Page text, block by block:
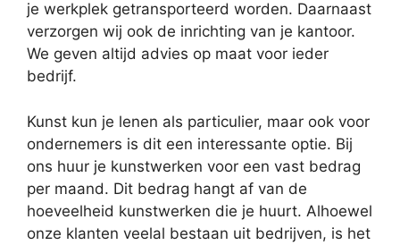
je werkplek getransporteerd worden. Daarnaast
verzorgen wij ook de inrichting van je kantoor.
We geven altijd advies op maat voor ieder
bedrijf.
Kunst kun je lenen als particulier, maar ook voor
ondernemers is dit een interessante optie. Bij
ons huur je kunstwerken voor een vast bedrag
per maand. Dit bedrag hangt af van de
hoeveelheid kunstwerken die je huurt. Alhoewel
onze klanten veelal bestaan uit bedrijven, is het